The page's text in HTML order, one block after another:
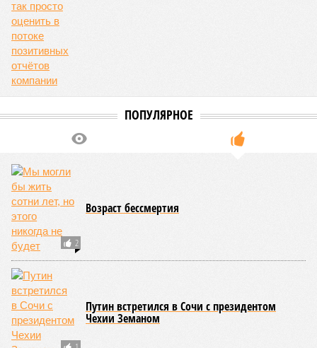
ПОПУЛЯРНОЕ
2
Возраст бессмертия
Путин встретился в Сочи с президентом
Чехии Земаном